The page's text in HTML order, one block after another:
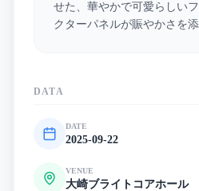
せた、華やかで可愛らしい
クターパネルが賑やかさを添
DATA
DATE
2025-09-22
VENUE
大崎ブライトコアホール